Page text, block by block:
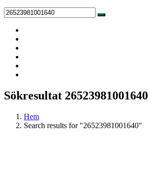
Sökresultat 26523981001640
Hem
Search results for "26523981001640"